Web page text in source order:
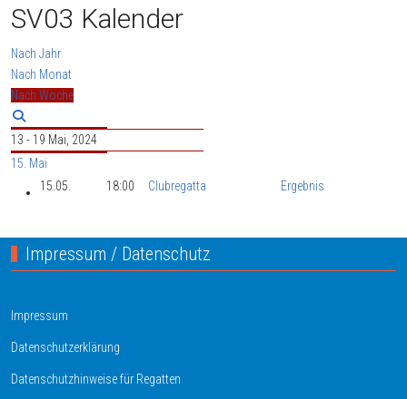
SV03 Kalender
Nach Jahr
Nach Monat
Nach Woche
13 - 19 Mai, 2024
15. Mai
15.05.
18:00 Clubregatta Ergebnis
Impressum / Datenschutz
Impressum
Datenschutzerklärung
Datenschutzhinweise für Regatten